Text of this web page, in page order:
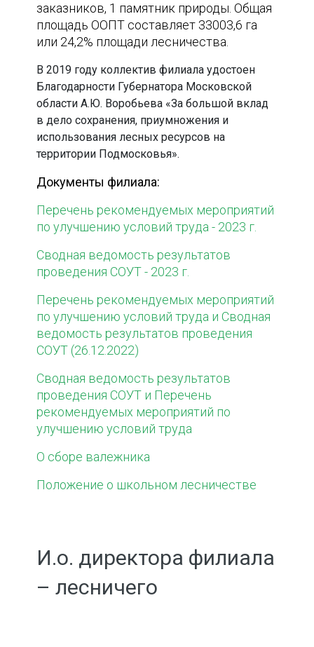
заказников, 1 памятник природы. Общая
площадь ООПТ составляет 33003,6 га
или 24,2% площади лесничества.
В 2019 году коллектив филиала удостоен
Благодарности Губернатора Московской
области А.Ю. Воробьева «За большой вклад
в дело сохранения, приумножения и
использования лесных ресурсов на
территории Подмосковья».
Документы филиала:
Перечень рекомендуемых мероприятий
по улучшению условий труда - 2023 г.
Сводная ведомость результатов
проведения СОУТ - 2023 г.
Перечень рекомендуемых мероприятий
по улучшению условий труда и Сводная
ведомость результатов проведения
СОУТ (26.12.2022)
Сводная ведомость результатов
проведения СОУТ и Перечень
рекомендуемых мероприятий по
улучшению условий труда
О сборе валежника
Положение о школьном лесничестве
И.о. директора филиала
– лесничего